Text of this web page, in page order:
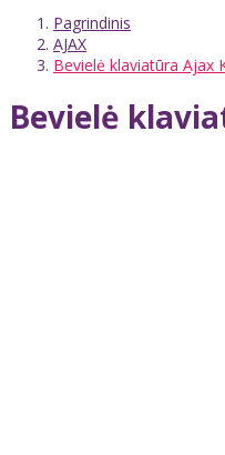
Pagrindinis
AJAX
Bevielė klaviatūra Ajax
Bevielė